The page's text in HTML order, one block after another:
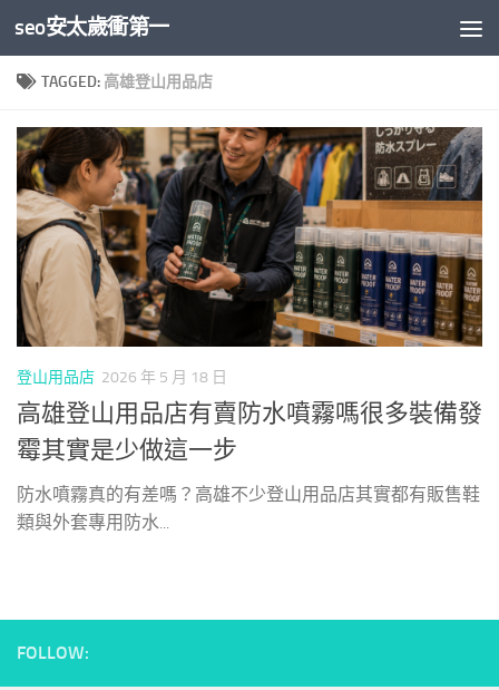
Skip to content
seo安太歲衝第一
TAGGED: 高雄登山用品店
登山用品店 2026 年 5 月 18 日
高雄登山用品店有賣防水噴霧嗎很多裝備發
霉其實是少做這一步
防水噴霧真的有差嗎？高雄不少登山用品店其實都有販售鞋
類與外套專用防水...
FOLLOW: